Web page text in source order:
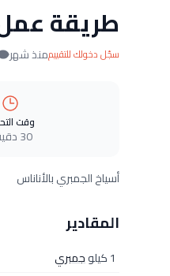
طريقة عمل
سجّل دخولك للتقييممنذ شهر
وقت
30 دقيقة
أسياخ الجمبري بالأناناس
المقادير
1 كيلو
جمبري